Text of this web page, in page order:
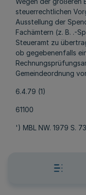
steuerrechtlichen
Ausstellung der
Fachämtern (z. B. .-
Steueramt zu
ob gegebenenfalls
Gemeindeordnung
6.4.79 (1)
61100
') MBL NW. 1979 S.